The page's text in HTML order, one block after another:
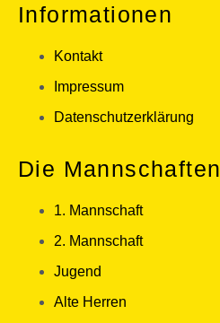
Informationen
Kontakt
Impressum
Datenschutzerklärung
Die Mannschaften
1. Mannschaft
2. Mannschaft
Jugend
Alte Herren